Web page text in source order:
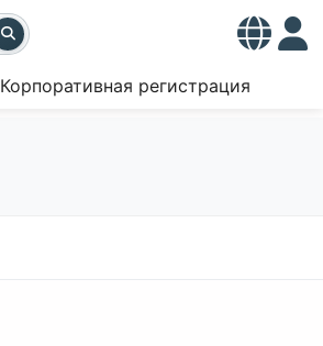
Корпоративная регистрация